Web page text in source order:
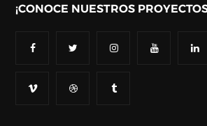
¡CONOCE NUESTROS